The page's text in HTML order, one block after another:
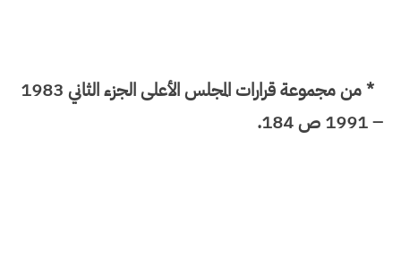
* من مجموعة قرارات المجلس الأعلى الجزء الثاني 1983
– 1991 ص 184.